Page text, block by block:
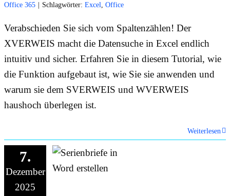
Office 365
Schlagwörter: Excel Office
Verabschieden Sie sich vom Spaltenzählen! Der
XVERWEIS macht die Datensuche in Excel endlich
intuitiv und sicher. Erfahren Sie in diesem Tutorial, wie
die Funktion aufgebaut ist, wie Sie sie anwenden und
warum sie dem SVERWEIS und WVERWEIS
haushoch überlegen ist.
Weiterlesen
7.
Dezember
2025